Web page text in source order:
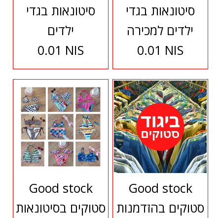
סיטונאות בגדי
ילדים
0.01 NIS
סיטונאות בגדי
ילדים למכירה
0.01 NIS
Good stock
סטוקים בסיטונאות
Good stock
סטוקים בהזדמנות